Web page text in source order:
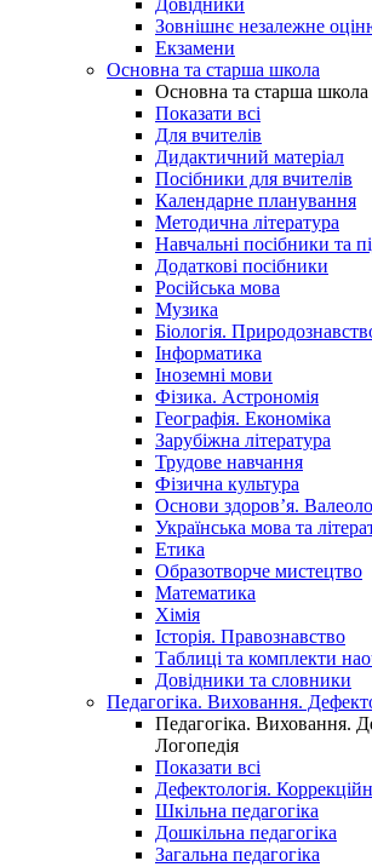
Довідники
Зовнішнє незалежне
Екзамени
Основна та старша школа
Основна та старша школа
Показати всі
Для вчителів
Дидактичний матеріал
Посібники для вчителів
Календарне планування
Методична література
Навчальні посібники та
Додаткові посібники
Російська мова
Музика
Біологія.
Інформатика
Іноземні мови
Фізика. Астрономія
Географія. Економіка
Зарубіжна література
Трудове навчання
Фізична культура
Основи здоров’я.
Українська мова та
Етика
Образотворче мистецтво
Математика
Хімія
Історія. Правознавство
Таблиці та комплекти
Довідники та словники
Педагогіка. Виховання.
Педагогіка. Виховання.
Логопедія
Показати всі
Дефектологія.
Шкільна педагогіка
Дошкільна педагогіка
Загальна педагогіка